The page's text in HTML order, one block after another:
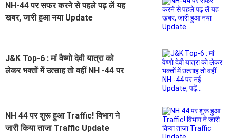
NH-44 पर सफर करने से पहले पढ़ लें यह
खबर, जारी हुआ नया Update
J&K Top-6 : मां वैष्णो देवी यात्रा को
लेकर भक्तों में उत्साह तो वहीं NH -44 पर
NH 44 पर शुरू हुआ Traffic! विभाग ने
जारी किया ताजा Traffic Update